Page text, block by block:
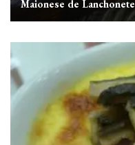
Maionese de Lanchonete